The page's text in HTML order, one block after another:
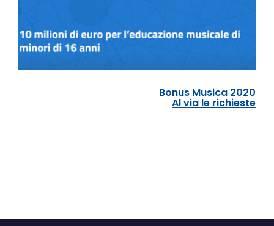
Bonus Musica 2020
Al via le richieste